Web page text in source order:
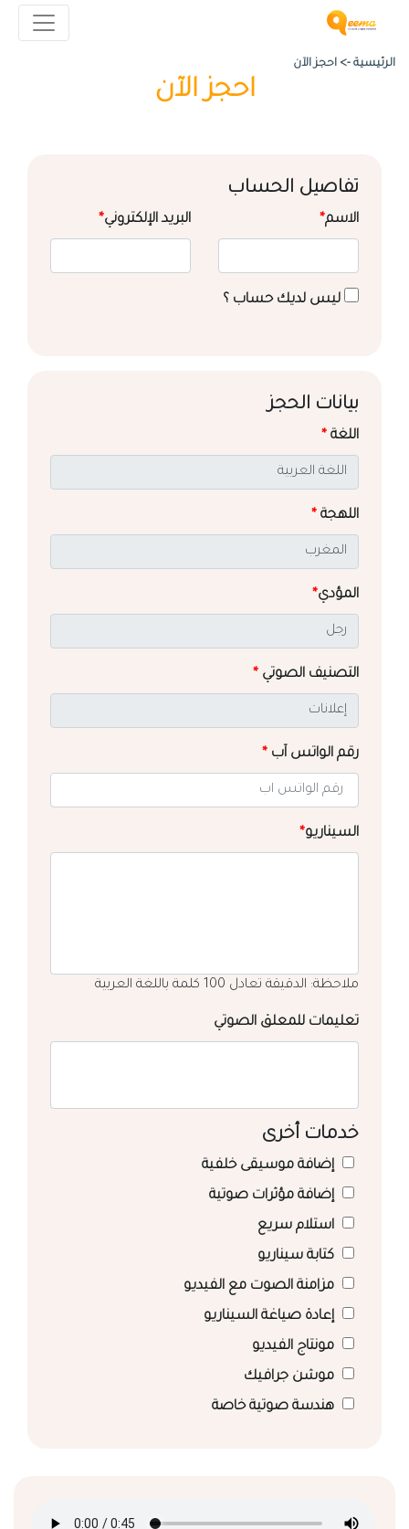
الرئيسية -> احجز الآن
احجز الآن
تفاصيل الحساب
الاسم* البريد الإلكتروني*
ليس لديك حساب ؟
بيانات الحجز
اللغة *
اللهجة *
المؤدي*
التصنيف الصوتي *
رقم الواتس آب *
السيناريو*
ملاحظة: الدقيقة تعادل 100 كلمة باللغة العربية
تعليمات للمعلق الصوتي
خدمات أخرى
إضافة موسيقى خلفية
إضافة مؤثرات صوتية
استلام سريع
كتابة سيناريو
مزامنة الصوت مع الفيديو
إعادة صياغة السيناريو
مونتاج الفيديو
موشن جرافيك
هندسة صوتية خاصة